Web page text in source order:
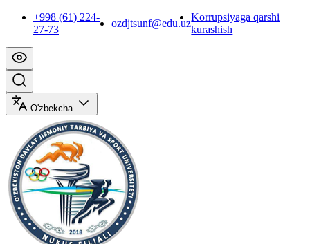
+998 (61) 224-
27-73
ozdjtsunf@edu.uz
Korrupsiyaga qarshi
kurashish
O'zbekcha